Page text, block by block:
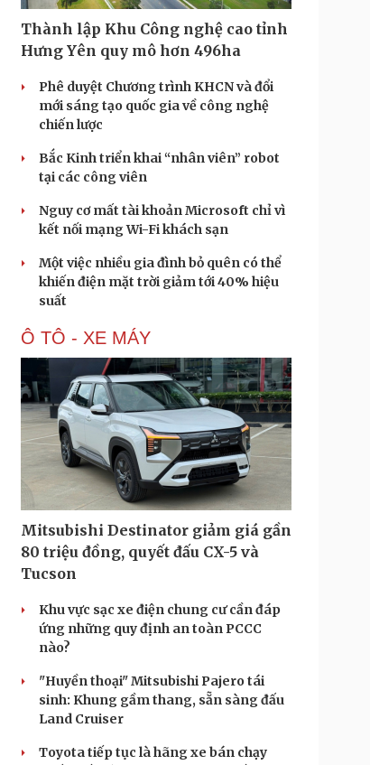
Thành lập Khu Công nghệ cao tỉnh
Hưng Yên quy mô hơn 496ha
Phê duyệt Chương trình KHCN và đổi
mới sáng tạo quốc gia về công nghệ
chiến lược
Bắc Kinh triển khai “nhân viên” robot
tại các công viên
Nguy cơ mất tài khoản Microsoft chỉ vì
kết nối mạng Wi-Fi khách sạn
Một việc nhiều gia đình bỏ quên có thể
khiến điện mặt trời giảm tới 40% hiệu
suất
Ô TÔ - XE MÁY
Mitsubishi Destinator giảm giá gần
80 triệu đồng, quyết đấu CX-5 và
Tucson
Khu vực sạc xe điện chung cư cần đáp
ứng những quy định an toàn PCCC
nào?
"Huyền thoại" Mitsubishi Pajero tái
sinh: Khung gầm thang, sẵn sàng đấu
Land Cruiser
Toyota tiếp tục là hãng xe bán chạy